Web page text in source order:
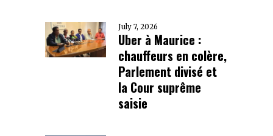
July 7, 2026
Uber à Maurice :
chauffeurs en colère,
Parlement divisé et
la Cour suprême
saisie